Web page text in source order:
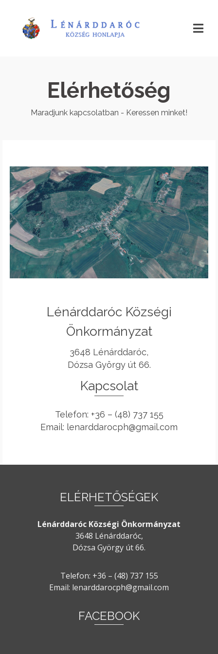
Elérhetőség
Maradjunk kapcsolatban - Keressen minket!
Lénárddaróc Községi
Önkormányzat
3648 Lénárddaróc,
Dózsa György út 66.
Kapcsolat
Telefon: +36 – (48) 737 155
Email: lenarddarocph@gmail.com
ELÉRHETŐSÉGEK
Lénárddaróc Községi Önkormányzat
3648 Lénárddaróc,
Dózsa György út 66.
Telefon: +36 – (48) 737 155
Email: lenarddarocph@gmail.com
FACEBOOK